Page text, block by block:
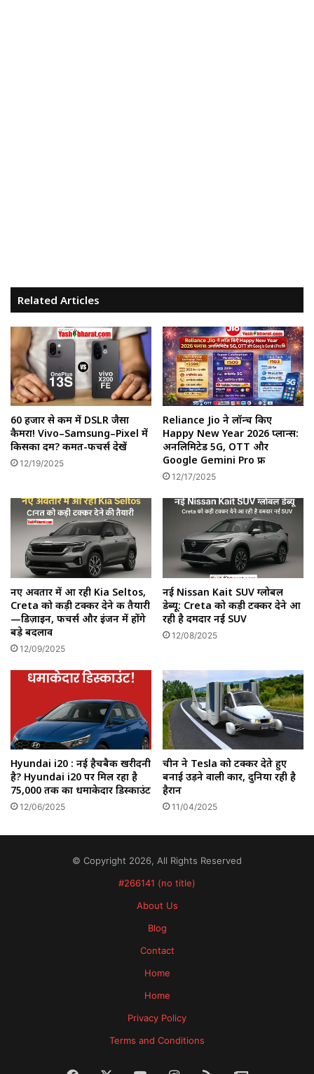
Related Articles
60 हजार से कम में DSLR जैसा
कैमरा! Vivo–Samsung–Pixel में
किसका दम? कीमत-फीचर्स देखें
12/19/2025
Reliance Jio ने लॉन्च किए
Happy New Year 2026 प्लान्स:
अनलिमिटेड 5G, OTT और
Google Gemini Pro फ्री
12/17/2025
नए अवतार में आ रही Kia Seltos,
Creta को कड़ी टक्कर देने की तैयारी
—डिज़ाइन, फीचर्स और इंजन में होंगे
बड़े बदलाव
12/09/2025
नई Nissan Kait SUV ग्लोबल
डेब्यू: Creta को कड़ी टक्कर देने आ
रही है दमदार नई SUV
12/08/2025
Hyundai i20 : नई हैचबैक खरीदनी
है? Hyundai i20 पर मिल रहा है
₹75,000 तक का धमाकेदार डिस्काउंट
12/06/2025
चीन ने Tesla को टक्कर देते हुए
बनाई उड़ने वाली कार, दुनिया रही है
हैरान
11/04/2025
© Copyright 2026, All Rights Reserved
#266141 (no title)
About Us
Blog
Contact
Home
Home
Privacy Policy
Terms and Conditions